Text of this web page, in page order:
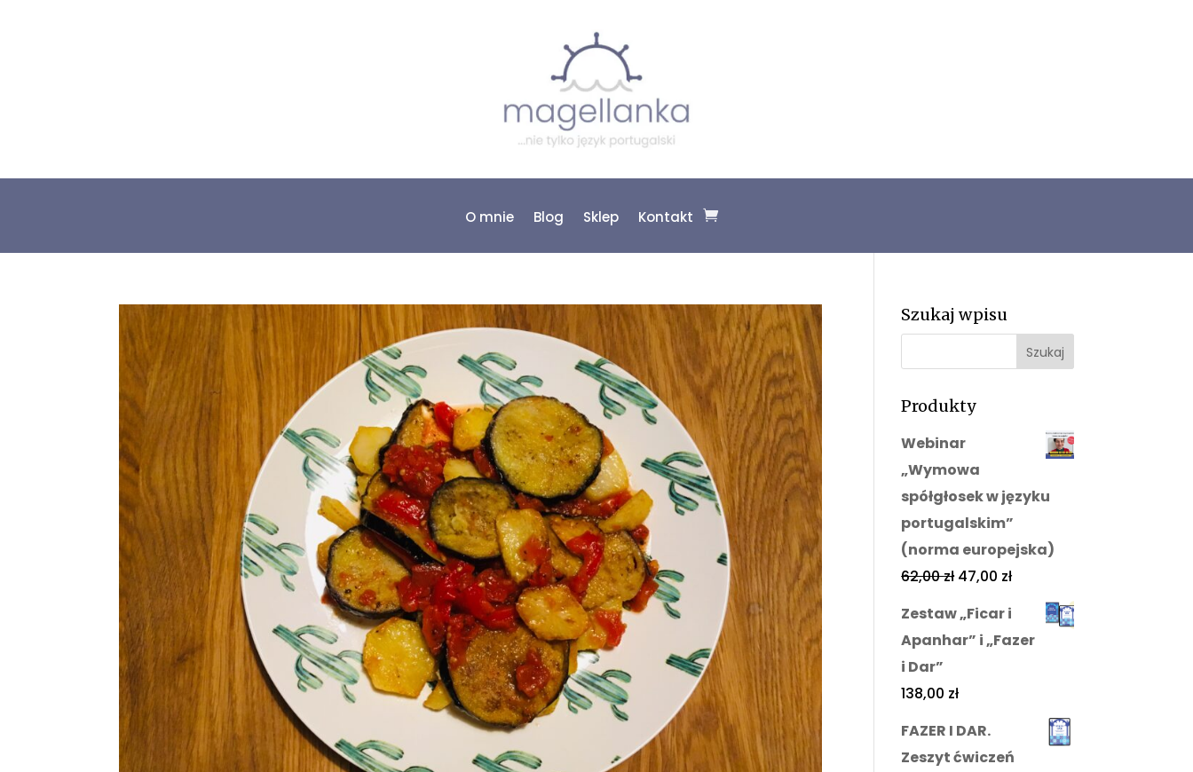
O mnie Blog Sklep Kontakt
Szukaj wpisu
Produkty
Webinar
„Wymowa
spółgłosek w języku
portugalskim”
(norma europejska)
62,00zł 47,00 zł
Zestaw „Ficar i
Apanhar” i „Fazer
i Dar”
138,00 zł
FAZER I DAR.
Zeszyt ćwiczeń